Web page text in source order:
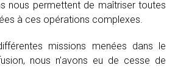
nous permettent de maîtriser toutes
à ces opérations complexes.
missions menées dans le
nous n’avons eu de cesse de